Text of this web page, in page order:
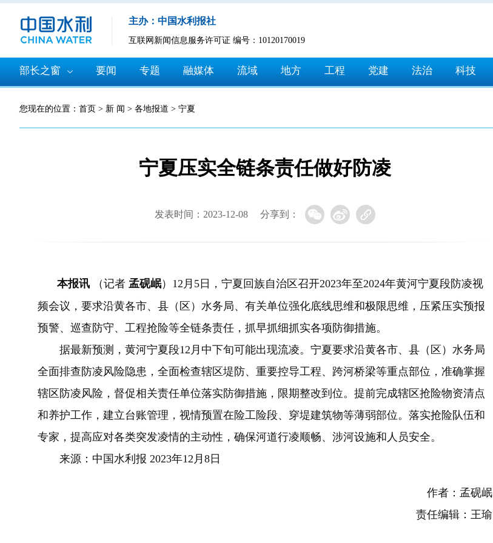
主办：中国水利报社
互联网新闻信息服务许可证 编号：10120170019
部长之窗 要闻 专题 融媒体 流域 地方 工程 党建 法治 科技
您现在的位置： 首页 > 新 闻 > 各地报道 > 宁夏
宁夏压实全链条责任做好防凌
发表时间：2023-12-08 分享到：
本报讯 （记者 孟砚岷）12月5日，宁夏回族自治区召开2023年至2024年黄河宁夏段防凌视
频会议，要求沿黄各市、县（区）水务局、有关单位强化底线思维和极限思维，压紧压实预报
预警、巡查防守、工程抢险等全链条责任，抓早抓细抓实各项防御措施。
据最新预测，黄河宁夏段12月中下旬可能出现流凌。宁夏要求沿黄各市、县（区）水务局
全面排查防凌风险隐患，全面检查辖区堤防、重要控导工程、跨河桥梁等重点部位，准确掌握
辖区防凌风险，督促相关责任单位落实防御措施，限期整改到位。提前完成辖区抢险物资清点
和养护工作，建立台账管理，视情预置在险工险段、穿堤建筑物等薄弱部位。落实抢险队伍和
专家，提高应对各类突发凌情的主动性，确保河道行凌顺畅、涉河设施和人员安全。
来源：中国水利报 2023年12月8日
作者：孟砚岷
责任编辑：王瑜